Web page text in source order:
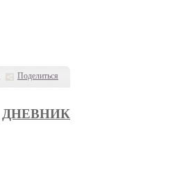
Поделиться
ДНЕВНИК